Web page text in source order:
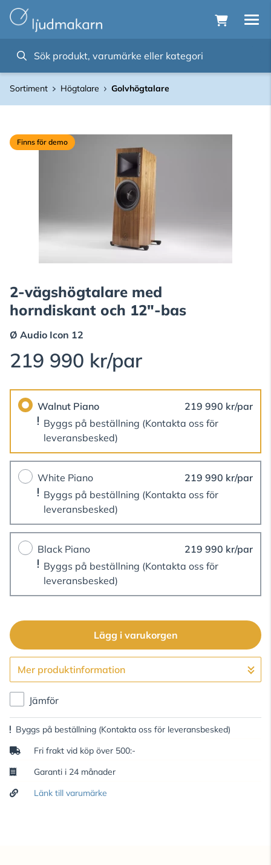
Sortiment Högtalare Golvhögtalare
Finns för demo
2-vägshögtalare med
horndiskant och 12"-bas
Ø Audio Icon 12
219 990 kr/par
Walnut Piano
219 990 kr/par
Byggs på beställning (Kontakta oss för
leveransbesked)
White Piano
219 990 kr/par
Byggs på beställning (Kontakta oss för
leveransbesked)
Black Piano
219 990 kr/par
Byggs på beställning (Kontakta oss för
leveransbesked)
Lägg i varukorgen
Gå till kassan
Mer produktinformation
Jämför
Byggs på beställning (Kontakta oss för leveransbesked)
Fri frakt vid köp över 500:-
Garanti i 24 månader
Länk till varumärke